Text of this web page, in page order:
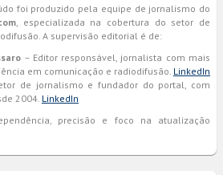
foi produzido pela equipe de jornalismo do
, especializada na cobertura do setor de
A supervisão editorial é de:
– Editor responsável, jornalista com mais
em comunicação e radiodifusão. LinkedIn
de jornalismo e fundador do portal, com
2004. LinkedIn
precisão e foco na atualização